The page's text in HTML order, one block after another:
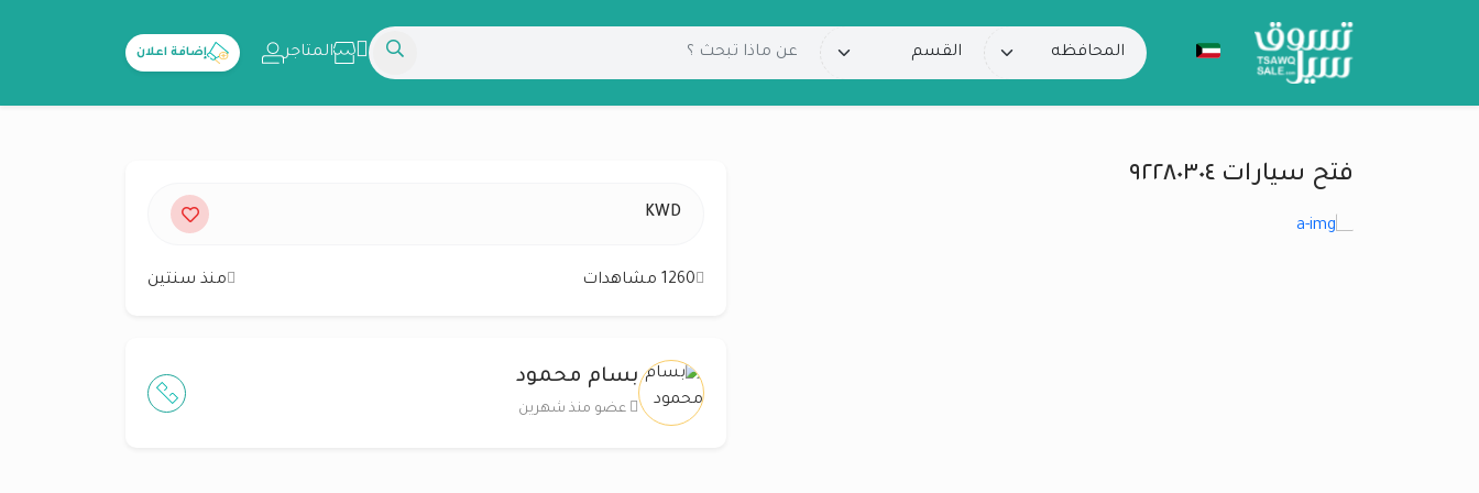
المتاجر إضافة اعلان
فتح سيارات ٩٢٢٨٠٣٠٤
KWD
1260 مشاهدات منذ سنتين
بسام محمود
عضو منذ شهرين